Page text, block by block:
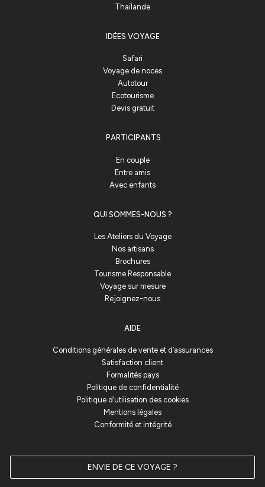
ENVIE DE CE VOYAGE ?
Thaïlande
IDÉES VOYAGE
Safari
Voyage de noces
Autotour
Ecotourisme
Devis gratuit
PARTICIPANTS
En couple
Entre amis
Avec enfants
QUI SOMMES-NOUS ?
Les Ateliers du Voyage
Nos artisans
Brochures
Tourisme Responsable
Voyage sur mesure
Rejoignez-nous
AIDE
Conditions générales de vente et d’assurances
Satisfaction client
Formalités pays
Politique de confidentialité
Politique d’utilisation des cookies
Mentions légales
Conformité et intégrité
@Ateliersduvoyage. Tous droits réservés